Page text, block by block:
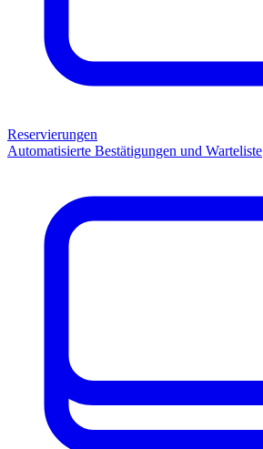
Reservierungen
Automatisierte Bestätigungen und Warteliste